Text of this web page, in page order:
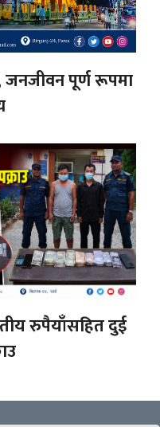
जनजीवन पूर्ण रूपमा
रुपैयाँसहित दुई